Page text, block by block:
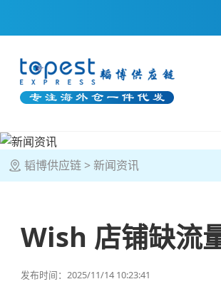
韬博供应链 新闻资讯
Wish 店铺缺流
发布时间：2025/11/14 10:23:41